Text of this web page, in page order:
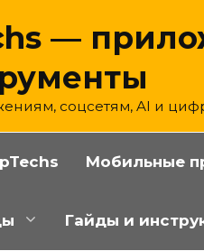
—
соцсетям, AI и
Мобильные
Гайды и